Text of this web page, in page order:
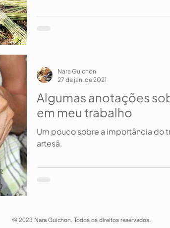
Algumas anotações
em meu trabalho
Um pouco sobre a importância do
artesã.
Nara Guichon
27 de jan. de 2021
© 2023 Nara Guichon. Todos os direitos reservados.